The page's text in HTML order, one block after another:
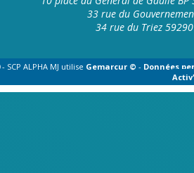
33 rue du
34 rue du Triez 59290
- SCP ALPHA MJ utilise Gemarcur © - Données